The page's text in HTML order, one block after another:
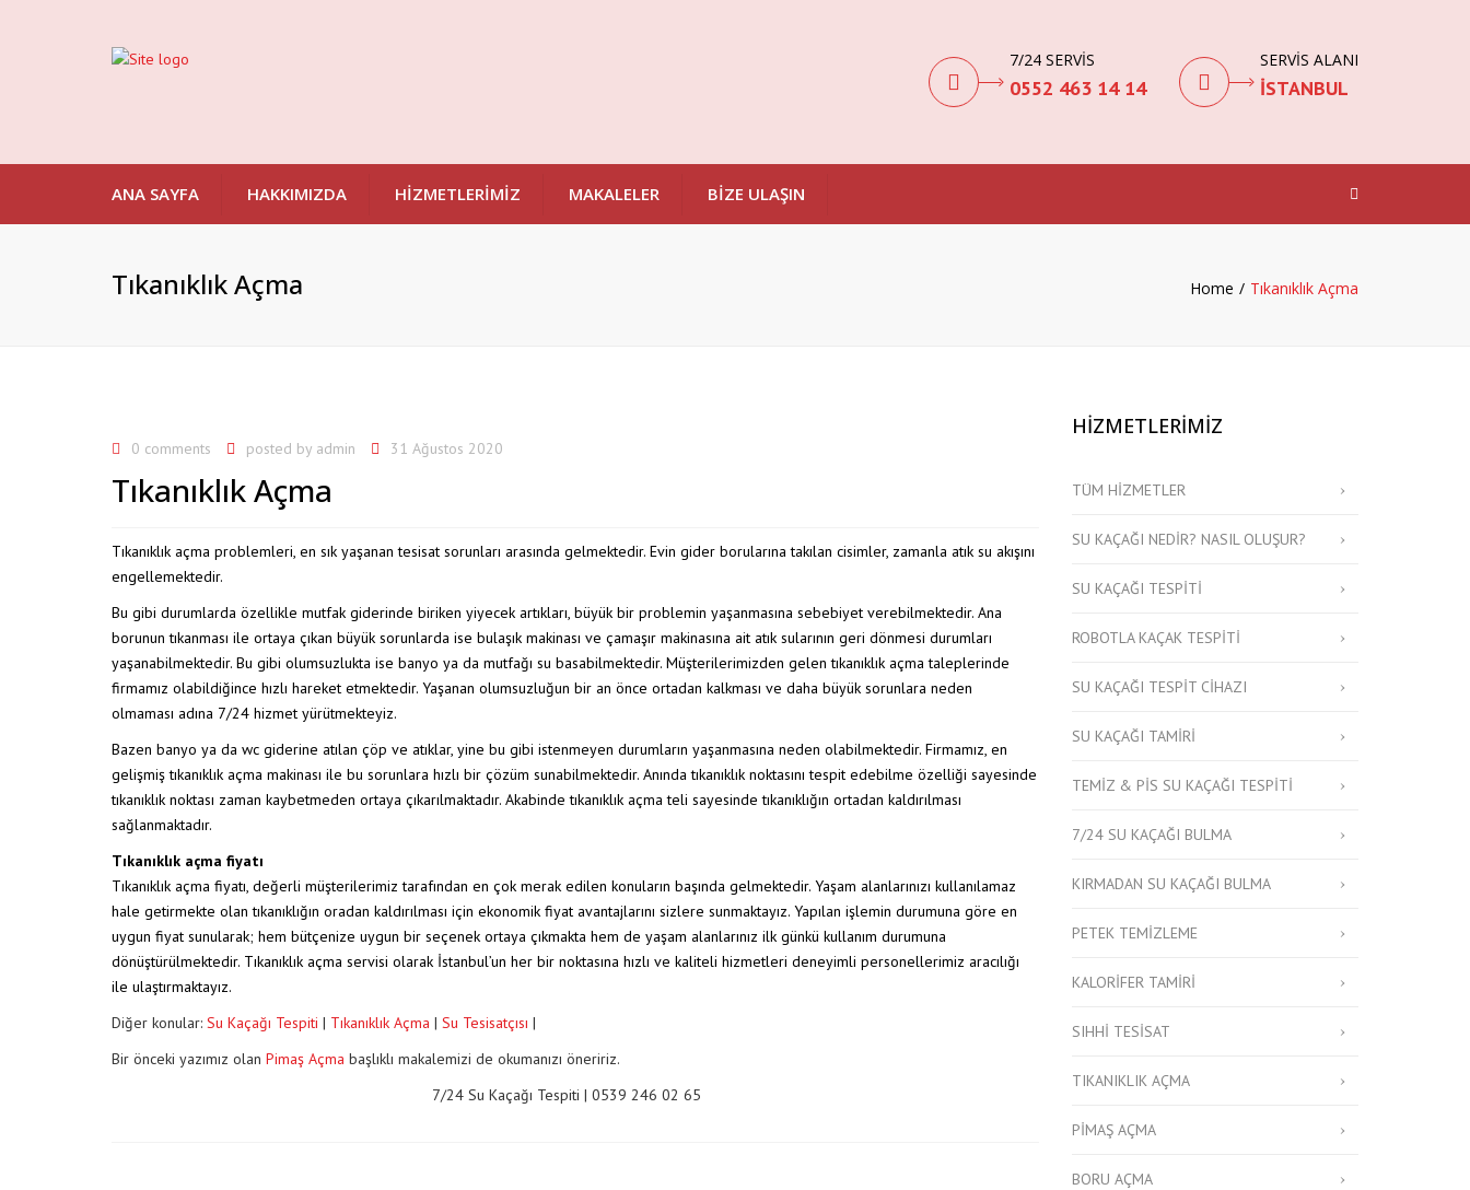
7/24 SERVİS
0552 463 14 14
SERVİS ALANI
İSTANBUL
ANA SAYFA HAKKIMIZDA HIZMETLERIMIZ MAKALELER BIZE ULAŞIN
Tıkanıklık Açma Home Tıkanıklık Açma
0 comments posted by admin 31 Ağustos 2020
Tıkanıklık Açma
Tıkanıklık açma problemleri, en sık yaşanan tesisat sorunları arasında gelmektedir. Evin gider borularına takılan cisimler, zamanla atık su akışını
engellemektedir.
Bu gibi durumlarda özellikle mutfak giderinde biriken yiyecek artıkları, büyük bir problemin yaşanmasına sebebiyet verebilmektedir. Ana
borunun tıkanması ile ortaya çıkan büyük sorunlarda ise bulaşık makinası ve çamaşır makinasına ait atık sularının geri dönmesi durumları
yaşanabilmektedir. Bu gibi olumsuzlukta ise banyo ya da mutfağı su basabilmektedir. Müşterilerimizden gelen tıkanıklık açma taleplerinde
firmamız olabildiğince hızlı hareket etmektedir. Yaşanan olumsuzluğun bir an önce ortadan kalkması ve daha büyük sorunlara neden
olmaması adına 7/24 hizmet yürütmekteyiz.
Bazen banyo ya da wc giderine atılan çöp ve atıklar, yine bu gibi istenmeyen durumların yaşanmasına neden olabilmektedir. Firmamız, en
gelişmiş tıkanıklık açma makinası ile bu sorunlara hızlı bir çözüm sunabilmektedir. Anında tıkanıklık noktasını tespit edebilme özelliği sayesinde
tıkanıklık noktası zaman kaybetmeden ortaya çıkarılmaktadır. Akabinde tıkanıklık açma teli sayesinde tıkanıklığın ortadan kaldırılması
sağlanmaktadır.
Tıkanıklık açma fiyatı
Tıkanıklık açma fiyatı, değerli müşterilerimiz tarafından en çok merak edilen konuların başında gelmektedir. Yaşam alanlarınızı kullanılamaz
hale getirmekte olan tıkanıklığın oradan kaldırılması için ekonomik fiyat avantajlarını sizlere sunmaktayız. Yapılan işlemin durumuna göre en
uygun fiyat sunularak; hem bütçenize uygun bir seçenek ortaya çıkmakta hem de yaşam alanlarınız ilk günkü kullanım durumuna
dönüştürülmektedir. Tıkanıklık açma servisi olarak İstanbul’un her bir noktasına hızlı ve kaliteli hizmetleri deneyimli personellerimiz aracılığı
ile ulaştırmaktayız.
Diğer konular: Su Kaçağı Tespiti | Tıkanıklık Açma | Su Tesisatçısı |
Bir önceki yazımız olan Pimaş Açma başlıklı makalemizi de okumanızı öneririz.
7/24 Su Kaçağı Tespiti | 0539 246 02 65
HİZMETLERİMİZ
TÜM HIZMETLER
SU KAÇAĞI NEDIR? NASIL OLUŞUR?
SU KAÇAĞI TESPITI
ROBOTLA KAÇAK TESPITI
SU KAÇAĞI TESPIT CIHAZI
SU KAÇAĞI TAMIRI
TEMIZ & PIS SU KAÇAĞI TESPITI
7/24 SU KAÇAĞI BULMA
KIRMADAN SU KAÇAĞI BULMA
PETEK TEMIZLEME
KALORIFER TAMIRI
SIHHI TESISAT
TIKANIKLIK AÇMA
PIMAŞ AÇMA
BORU AÇMA